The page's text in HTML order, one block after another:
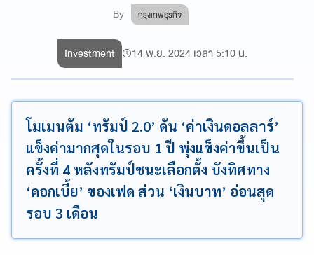
By กรุงเทพธุรกิจ
Investment 14 พ.ย. 2024 เวลา 5:10 น.
โมเมนตัม ‘ทรัมป์ 2.0’ ดัน ‘ค่าเงินดอลลาร์’
แข็งค่ามากสุดในรอบ 1 ปี พุ่งแข็งค่าขึ้นเป็น
ครั้งที่ 4 หลังทรัมป์ชนะเลือกตั้ง บังทิศทาง
‘ดอกเบี้ย’ ของเฟด ส่วน ‘เงินบาท’ อ่อนสุด
รอบ 3 เดือน